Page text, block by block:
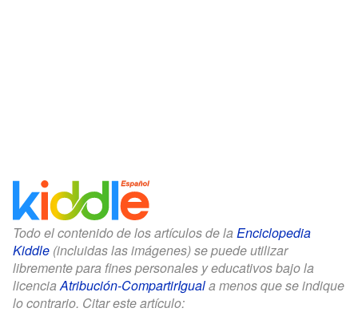
Todo el contenido de los artículos de la Enciclopedia
Kiddle (incluidas las imágenes) se puede utilizar
libremente para fines personales y educativos bajo la
licenciaAtribución-CompartirIguala menos que se indique
lo contrario. Citar este artículo: